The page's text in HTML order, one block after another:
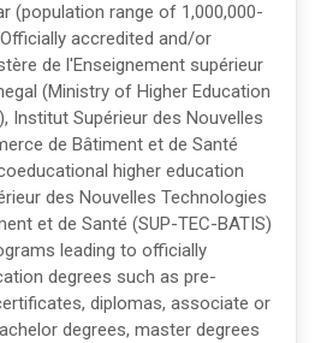
(population range of 1,000,000-
accredited and/or
de l'Enseignement supérieur
(Ministry of Higher Education
Institut Supérieur des Nouvelles
de Bâtiment et de Santé
higher education
des Nouvelles Technologies
et de Santé (SUP-TEC-BATIS)
leading to officially
degrees such as pre-
diplomas, associate or
degrees, master degrees